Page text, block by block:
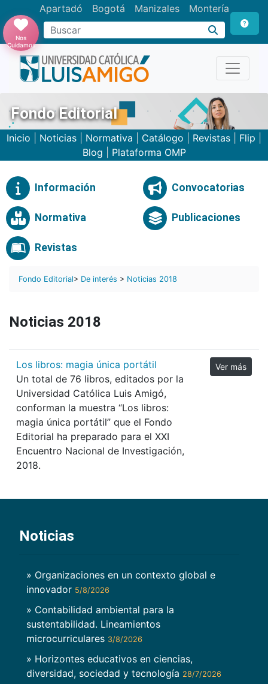
Apartadó Bogotá Manizales Montería
Buscar
Nos
Cuidamos
Fondo Editorial
Inicio Noticias Normativa Catálogo Revistas Flip
Blog
Plataforma OMP
Información Convocatorias
Normativa Publicaciones
Revistas
Fondo Editorial> De interés > Noticias 2018
Noticias 2018
Los libros: magia única portátil
Un total de 76 libros, editados por la
Universidad Católica Luis Amigó,
conforman la muestra “Los libros:
magia única portátil” que el Fondo
Editorial ha preparado para el XXI
Encuentro Nacional de Investigación,
2018.
Ver más
Noticias
» Organizaciones en un contexto global e
innovador 5/8/2026
» Contabilidad ambiental para la
sustentabilidad. Lineamientos
microcurriculares 3/8/2026
» Horizontes educativos en ciencias,
diversidad, sociedad y tecnología 28/7/2026